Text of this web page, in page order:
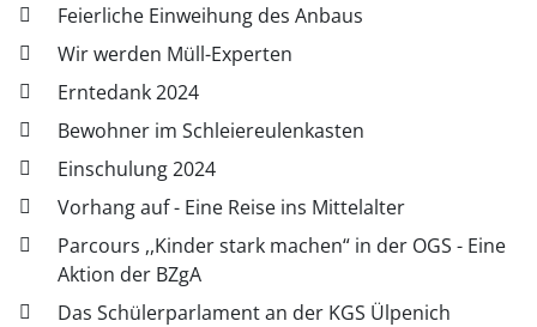
Feierliche Einweihung des Anbaus
Wir werden Müll-Experten
Erntedank 2024
Bewohner im Schleiereulenkasten
Einschulung 2024
Vorhang auf - Eine Reise ins Mittelalter
Parcours ,,Kinder stark machen“ in der OGS - Eine
Aktion der BZgA
Das Schülerparlament an der KGS Ülpenich